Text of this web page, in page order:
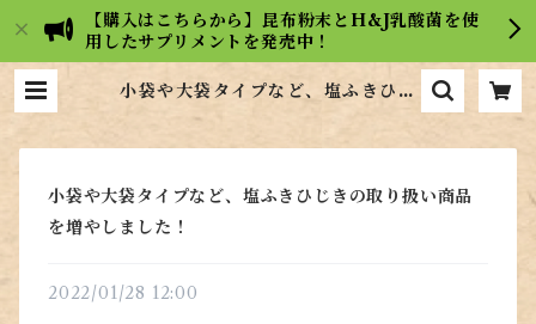
【購入はこちらから】昆布粉末とH&J乳酸菌を使
用したサプリメントを発売中！
小袋や大袋タイプなど、塩ふきひじ
通販サイト
小袋や大袋タイプなど、塩ふきひじきの取り扱い商品
を増やしました！
2022/01/28 12:00